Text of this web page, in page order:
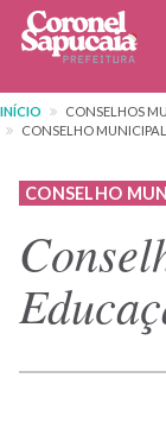
Pular
para
conteúdo
principal
INÍCIO
CONSELHOS
CONSELHO
CONSELHO